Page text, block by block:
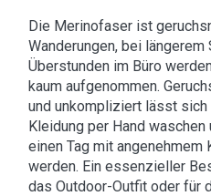
Die Merinofaser ist
Wanderungen, bei
Überstunden im Büro
kaum aufgenommen.
und unkompliziert lässt
Kleidung per Hand waschen
einen Tag mit angenehmem
werden. Ein essenzieller
das Outdoor-Outfit oder für